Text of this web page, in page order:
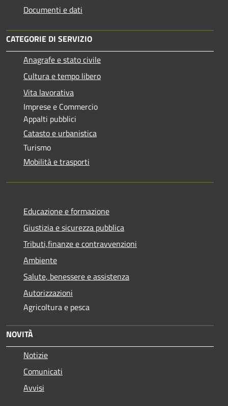
Documenti e dati
CATEGORIE DI SERVIZIO
Anagrafe e stato civile
Cultura e tempo libero
Vita lavorativa
Imprese e Commercio
Appalti pubblici
Catasto e urbanistica
Turismo
Mobilità e trasporti
Educazione e formazione
Giustizia e sicurezza pubblica
Tributi,finanze e contravvenzioni
Ambiente
Salute, benessere e assistenza
Autorizzazioni
Agricoltura e pesca
NOVITÀ
Notizie
Comunicati
Avvisi